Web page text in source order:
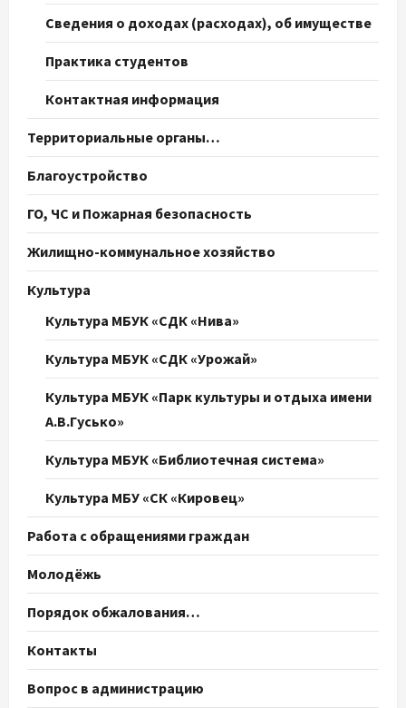
Сведения о доходах (расходах), об имуществе
Практика студентов
Контактная информация
Территориальные органы…
Благоустройство
ГО, ЧС и Пожарная безопасность
Жилищно-коммунальное хозяйство
Культура
Культура МБУК «СДК «Нива»
Культура МБУК «СДК «Урожай»
Культура МБУК «Парк культуры и отдыха имени
А.В.Гусько»
Культура МБУК «Библиотечная система»
Культура МБУ «СК «Кировец»
Работа с обращениями граждан
Молодёжь
Порядок обжалования…
Контакты
Вопрос в администрацию